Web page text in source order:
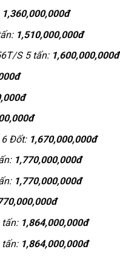
1,360,000,000đ
1,510,000,000đ
S 5 tấn: 1,600,000,000đ
6 Đốt: 1,670,000,000đ
1,770,000,000đ
1,770,000,000đ
tấn: 1,864,000,000đ
tấn: 1,864,000,000đ